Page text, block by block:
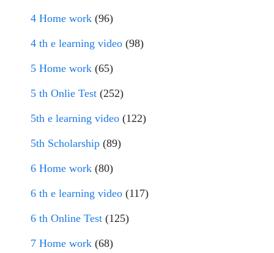
4 Home work (96)
4 th e learning video (98)
5 Home work (65)
5 th Onlie Test (252)
5th e learning video (122)
5th Scholarship (89)
6 Home work (80)
6 th e learning video (117)
6 th Online Test (125)
7 Home work (68)